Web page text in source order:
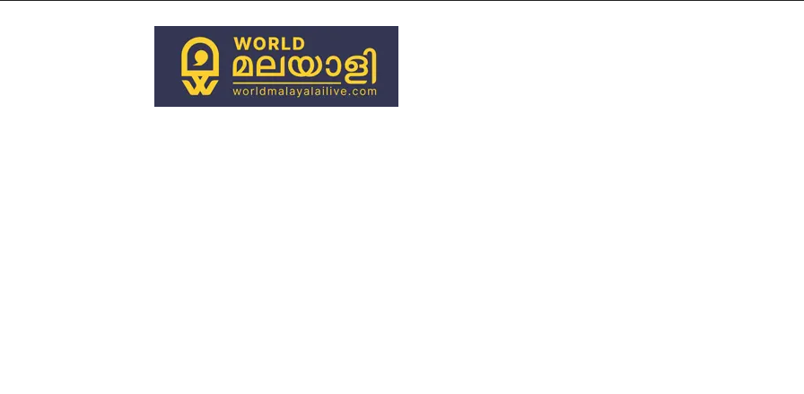
World
Malayali
Live